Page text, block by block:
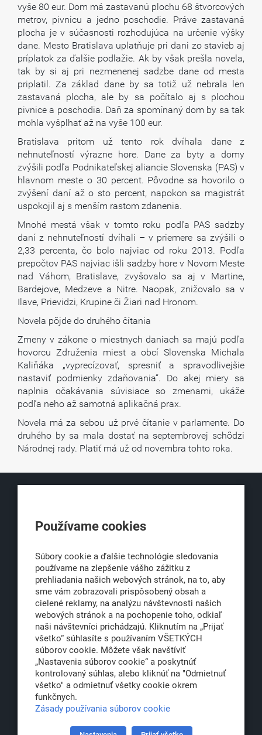
vyše 80 eur. Dom má zastavanú plochu 68 štvorcových
metrov, pivnicu a jedno poschodie. Práve zastavaná
plocha je v súčasnosti rozhodujúca na určenie výšky
dane. Mesto Bratislava uplatňuje pri dani zo stavieb aj
príplatok za ďalšie podlažie. Ak by však prešla novela,
tak by si aj pri nezmenenej sadzbe dane od mesta
priplatil. Za základ dane by sa totiž už nebrala len
zastavaná plocha, ale by sa počítalo aj s plochou
pivnice a poschodia. Daň za spomínaný dom by sa tak
mohla vyšplhať až na vyše 100 eur.
Bratislava pritom už tento rok dvíhala dane z
nehnuteľností výrazne hore. Dane za byty a domy
zvýšili podľa Podnikateľskej aliancie Slovenska (PAS) v
hlavnom meste o 30 percent. Pôvodne sa hovorilo o
zvýšení daní až o sto percent, napokon sa magistrát
uspokojil aj s menším rastom zdanenia.
Mnohé mestá však v tomto roku podľa PAS sadzby
daní z nehnuteľností dvíhali – v priemere sa zvýšili o
2,33 percenta, čo bolo najviac od roku 2013. Podľa
prepočtov PAS najviac išli sadzby hore v Novom Meste
nad Váhom, Bratislave, zvyšovalo sa aj v Martine,
Bardejove, Medzeve a Nitre. Naopak, znižovalo sa v
Ilave, Prievidzi, Krupine či Žiari nad Hronom.
Novela pôjde do druhého čítania
Zmeny v zákone o miestnych daniach sa majú podľa
hovorcu Združenia miest a obcí Slovenska Michala
Kaliňáka „vyprecízovať, spresniť a spravodlivejšie
nastaviť podmienky zdaňovania“. Do akej miery sa
naplnia očakávania súvisiace so zmenami, ukáže
podľa neho až samotná aplikačná prax.
Novela má za sebou už prvé čítanie v parlamente. Do
druhého by sa mala dostať na septembrovej schôdzi
Národnej rady. Platiť má už od novembra tohto roka.
Obchodná 6
office@klub500.sk
+421 2 54 646 464
www.klub500.sk
Copyright: Klub 500, 2026
Všetky práva vyhradené
Právna informácia
Používame cookies
Súbory cookie a ďalšie technológie sledovania
používame na zlepšenie vášho zážitku z
prehliadania našich webových stránok, na to, aby
sme vám zobrazovali prispôsobený obsah a
cielené reklamy, na analýzu návštevnosti našich
webových stránok a na pochopenie toho, odkiaľ
naši návštevníci prichádzajú. Kliknutím na „Prijať
všetko“ súhlasíte s používaním VŠETKÝCH
súborov cookie. Môžete však navštíviť
„Nastavenia súborov cookie“ a poskytnúť
kontrolovaný súhlas, alebo kliknúť na "Odmietnuť
všetko" a odmietnuť všetky cookie okrem
funkčnych.
Zásady používania súborov cookie